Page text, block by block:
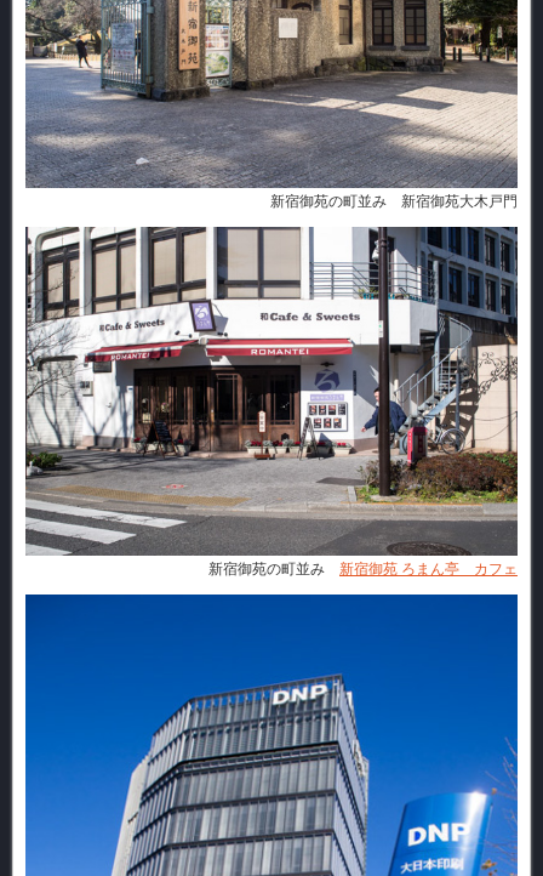
新宿御苑の町並み 新宿御苑大木戸門
新宿御苑の町並み 新宿御苑 ろまん亭 カフェ